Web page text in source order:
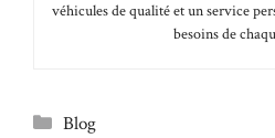
véhicules de qualité et un service
besoins de
Catégories
Blog